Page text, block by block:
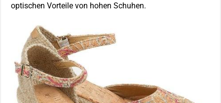
optischen Vorteile von hohen Schuhen.